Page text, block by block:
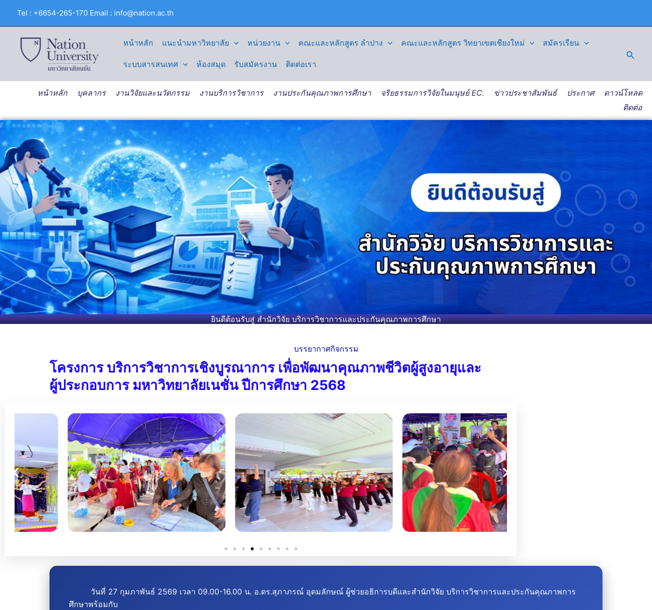
Tel : +6654-265-170 Email : info@nation.ac.th
หน้าหลัก แนะนำมหาวิทยาลัย หน่วยงาน คณะและหลักสูตร ลำปาง คณะและหลักสูตร วิทยาเขตเชียงใหม่ สมัครเรียน
ระบบสารสนเทศ ห้องสมุด รับสมัครงาน ติดต่อเรา
หน้าหลัก บุคลากร งานวิจัยและนวัตกรรม งานบริการวิชาการ งานประกันคุณภาพการศึกษา จริยธรรมการวิจัยในมนุษย์ EC. ข่าวประชาสัมพันธ์ ประกาศ
ดาวน์โหลด
ติดต่อ
ยินดีต้อนรับสู่ สำนักวิจัย บริการวิชาการและประกันคุณภาพการศึกษา
บรรยากาศกิจกรรม
โครงการ บริการวิชาการเชิงบูรณาการ เพื่อพัฒนาคุณภาพชีวิตผู้สูงอายุและ
ผู้ประกอบการ มหาวิทยาลัยเนชั่น ปีการศึกษา 2568
วันที่ 27 กุมภาพันธ์ 2569 เวลา 09.00-16.00 น. อ.ดร.สุภาภรณ์ อุดมลักษณ์ ผู้ช่วยอธิการบดีและสำนักวิจัย บริการวิชาการและประกันคุณภาพการ
ศึกษาพร้อมกับ